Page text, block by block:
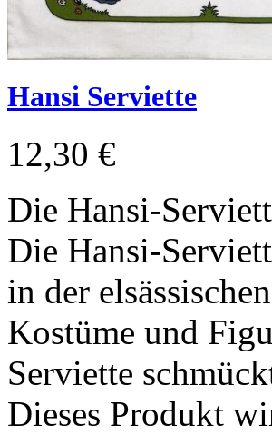
Hansi Serviette
12,30 €
Die Hansi-
Die Hansi-
in der
Kostüme und
Serviette
Dieses Produkt